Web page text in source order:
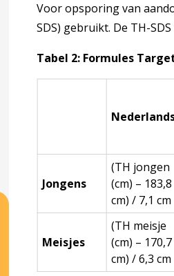
over 7 Verantwoording
Voor opsporing van
SDS) gebruikt. De TH-
Tabel 2: Formules
Jongens
(TH jongen
(cm) – 183,8
cm) / 7,1 cm
Meisjes
(TH meisje
(cm) – 170,7
cm) / 6,3 cm